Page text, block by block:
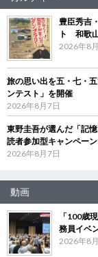
豊臣秀吉
ト 和歌
2026年8
旅の思い出を五・七・
ンテスト」を開催
2026年8月7日
東野圭吾が選んだ「記
読者参加型キャンペーン
2026年8月7日
動画
「100歳
務員イベ
2026年8